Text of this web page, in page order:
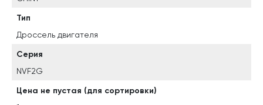
Тип
Дроссель двигателя
Серия
NVF2G
Цена не пустая (для сортировки)